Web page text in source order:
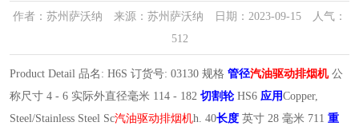
作者：苏州萨沃纳 来源：苏州萨沃纳 日期：2023-09-15 人气：
512
Product Detail 品名: H6S 订货号: 03130 规格 管径汽油驱动排烟机公
称尺寸 4 - 6 实际外直径毫米 114 - 182 切割轮HS6 应用Copper,
Steel/Stainless Steel Sc汽油驱动排烟机h. 40长度 英寸 28 毫米 711 重